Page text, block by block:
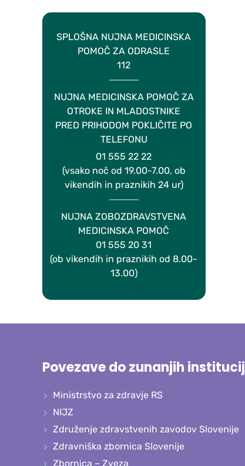
SPLOŠNA NUJNA MEDICINSKA
POMOČ ZA ODRASLE
112
NUJNA MEDICINSKA POMOČ ZA
OTROKE IN MLADOSTNIKE
PRED PRIHODOM POKLIČITE PO
TELEFONU
01 555 22 22
(vsako noč od 19.00-7.00, ob
vikendih in praznikih 24 ur)
NUJNA ZOBOZDRAVSTVENA
MEDICINSKA POMOČ
01 555 20 31
(ob vikendih in praznikih od 8.00-
13.00)
Povezave do zunanjih institucij
Ministrstvo za zdravje RS
NIJZ
Združenje zdravstvenih zavodov Slovenije
Zdravniška zbornica Slovenije
Zbornica – Zveza